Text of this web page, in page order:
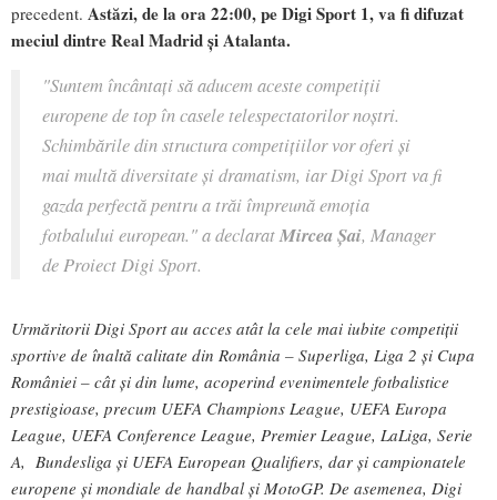
precedent. Astăzi, de la ora 22:00, pe Digi Sport 1, va fi difuzat
meciul dintre Real Madrid și Atalanta.
"Suntem încântați să aducem aceste competiții
europene de top în casele telespectatorilor noștri.
Schimbările din structura competițiilor vor oferi și
mai multă diversitate și dramatism, iar Digi Sport va fi
gazda perfectă pentru a trăi împreună emoția
fotbalului european."a declaratMircea Șai, Manager
de Proiect Digi Sport.
Urmăritorii Digi Sport au acces atât la cele mai iubite competiții
sportive de înaltă calitate din România – Superliga, Liga 2 și Cupa
României – cât și din lume, acoperind evenimentele fotbalistice
prestigioase, precum UEFA Champions League, UEFA Europa
League, UEFA Conference League, Premier League, LaLiga, Serie
A, Bundesliga și UEFA European Qualifiers, dar și campionatele
europene și mondiale de handbal și MotoGP. De asemenea, Digi